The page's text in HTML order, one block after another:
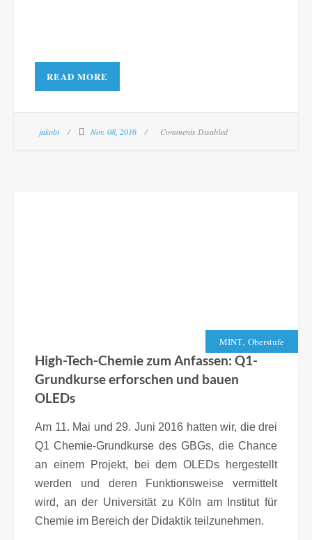
READ MORE
jakobi Nov. 08, 2016 Comments Disabled
MINT, Oberstufe
High-Tech-Chemie zum Anfassen: Q1-
Grundkurse erforschen und bauen
OLEDs
Am 11. Mai und 29. Juni 2016 hatten wir, die drei
Q1 Chemie-Grundkurse des GBGs, die Chance
an einem Projekt, bei dem OLEDs hergestellt
werden und deren Funktionsweise vermittelt
wird, an der Universität zu Köln am Institut für
Chemie im Bereich der Didaktik teilzunehmen.